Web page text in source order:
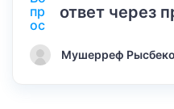
ответ через
Мушерреф